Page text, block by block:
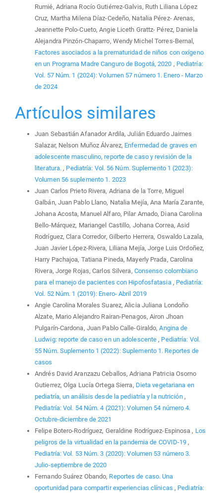
Rumié, Adriana Rocío Gutiérrez-Galvis, Ruth Liliana López
Cruz, Martha Milena Díaz-Cedeño, Natalia Pérez- Arenas,
Jeannette Polo-Cueto, Angie Liceth Grattz- Pérez, Daniela
Alejandra Pinzón-Chaparro, Wendy Michel Torres-Bernal,
Factores asociados a la prematuridad de niños con oxígeno
en un Programa Madre Canguro de Bogotá, 2020 , Pediatría:
Vol. 57 Núm. 1 (2024): Volumen 57 número 1. Enero - Marzo
de 2024
Artículos similares
Juan Sebastián Afanador Ardila, Julián Eduardo Jaimes
Salazar, Nelson Muñoz Álvarez, Enfermedad de graves en
adolescente masculino, reporte de caso y revisión de la
literatura. , Pediatría: Vol. 56 Núm. Suplemento 1 (2023):
Volumen 56 suplemento 1. 2023
Juan Carlos Prieto Rivera, Adriana de la Torre, Miguel
Galbán, Juan Pablo Llano, Natalia Mejía, Ana María Zarante,
Johana Acosta, Manuel Alfaro, Pilar Amado, Diana Carolina
Bello-Márquez, Mariangel Castillo, Johana Correa, Asid
Rodríguez, Clara Corredor, Gilberto Herrera, Oswaldo Lazala,
Juan Javier López-Rivera, Liliana Mejía, Jorge Luis Ordoñez,
Harry Pachajoa, Tatiana Pineda, Mayerly Prada, Carolina
Rivera, Jorge Rojas, Carlos Silvera, Consenso colombiano
para el manejo de pacientes con Hipofosfatasia , Pediatría:
Vol. 52 Núm. 1 (2019): Enero- Abril 2019
Angie Carolina Morales Suarez, Alicia Juliana Londoño
Alzate, Mario Alejandro Rairan-Penagos, Airon Jhoan
Pulgarín-Cardona, Juan Pablo Calle-Giraldo,Angina de
Ludwig: reporte de caso en un adolescente , Pediatría: Vol.
55 Núm. Suplemento 1 (2022): Suplemento 1. Reportes de
casos
Andrés David Aranzazu Ceballos, Adriana Patricia Osorno
Gutierrez, Olga Lucía Ortega Sierra, Dieta vegetariana en
pediatría, un análisis desde la pediatría y la nutrición ,
Pediatría: Vol. 54 Núm. 4 (2021): Volumen 54 número 4.
Octubre-diciembre de 2021
Felipe Botero-Rodríguez, Geraldine Rodríguez-Espinosa , Los
peligros de la virtualidad en la pandemia de COVID-19 ,
Pediatría: Vol. 53 Núm. 3 (2020): Volumen 53 número 3.
Julio-septiembre de 2020
Fernando Suárez Obando, Reportes de caso. Una
oportunidad para compartir experiencias clínicas , Pediatría: